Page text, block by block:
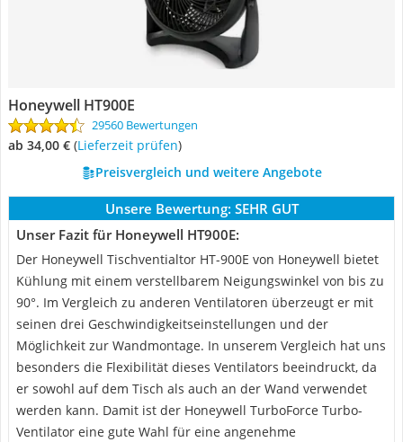
Honeywell HT900E
29560 Bewertungen
ab 34,00 € (Lieferzeit prüfen)
Preisvergleich und weitere Angebote
Unsere Bewertung: SEHR GUT
Unser Fazit für Honeywell HT900E:
Der Honeywell Tischventialtor HT-900E von Honeywell bietet
Kühlung mit einem verstellbarem Neigungswinkel von bis zu
90°. Im Vergleich zu anderen Ventilatoren überzeugt er mit
seinen drei Geschwindigkeitseinstellungen und der
Möglichkeit zur Wandmontage. In unserem Vergleich hat uns
besonders die Flexibilität dieses Ventilators beeindruckt, da
er sowohl auf dem Tisch als auch an der Wand verwendet
werden kann. Damit ist der Honeywell TurboForce Turbo-
Ventilator eine gute Wahl für eine angenehme